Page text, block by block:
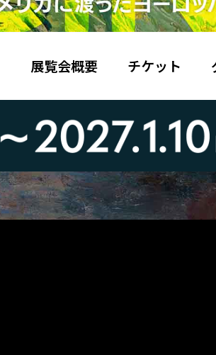
展覧会概要 チケット